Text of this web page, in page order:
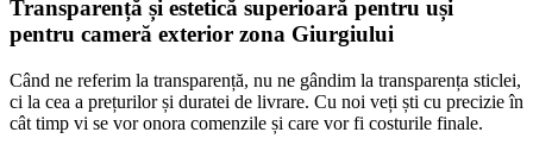
Transparență și estetică superioară pentru uși
pentru cameră exterior zona Giurgiului
Când ne referim la transparență, nu ne gândim la transparența sticlei,
ci la cea a prețurilor și duratei de livrare. Cu noi veți ști cu precizie în
cât timp vi se vor onora comenzile și care vor fi costurile finale.